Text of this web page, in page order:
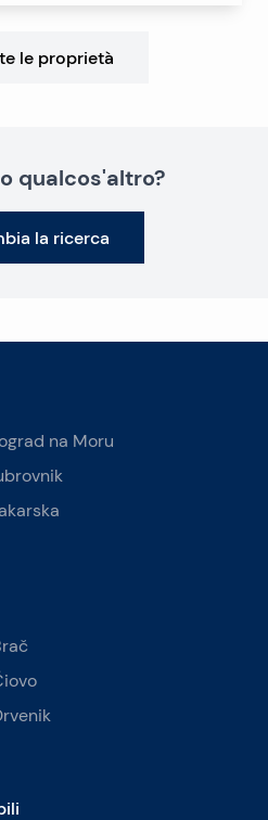
le proprietà
qualcos'altro?
la ricerca
na Moru